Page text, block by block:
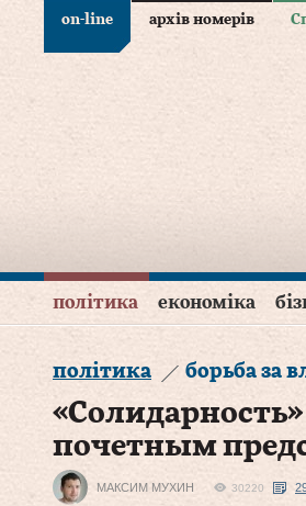
on-line архів номерів
політика економіка
політика борьба за
почетным
МАКСИМ МУХИН 30220